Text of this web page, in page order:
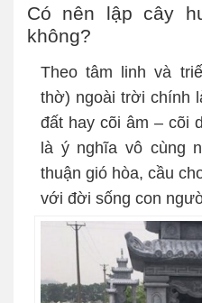
Có nên lập cây
không?
Theo tâm linh và
thờ) ngoài trời chính
đất hay cõi âm – cõi
là ý nghĩa vô cùng
thuận gió hòa, cầu
với đời sống con